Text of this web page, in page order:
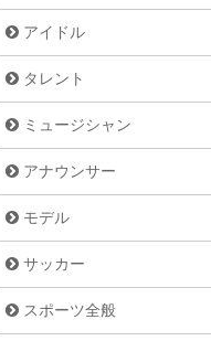
アイドル
タレント
ミュージシャン
アナウンサー
モデル
サッカー
スポーツ全般